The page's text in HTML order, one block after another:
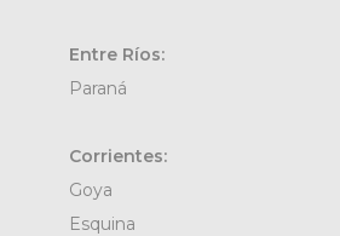
Entre Ríos:
Paraná
Corrientes:
Goya
Esquina